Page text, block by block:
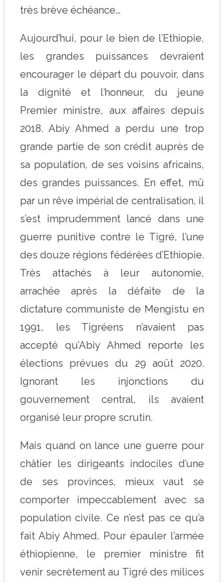
très brève échéance…
Aujourd’hui, pour le bien de l’Ethiopie,
les grandes puissances devraient
encourager le départ du pouvoir, dans
la dignité et l’honneur, du jeune
Premier ministre, aux affaires depuis
2018. Abiy Ahmed a perdu une trop
grande partie de son crédit auprès de
sa population, de ses voisins africains,
des grandes puissances. En effet, mû
par un rêve impérial de centralisation, il
s’est imprudemment lancé dans une
guerre punitive contre le Tigré, l’une
des douze régions fédérées d’Ethiopie.
Très attachés à leur autonomie,
arrachée après la défaite de la
dictature communiste de Mengistu en
1991, les Tigréens n’avaient pas
accepté qu’Abiy Ahmed reporte les
élections prévues du 29 août 2020.
Ignorant les injonctions du
gouvernement central, ils avaient
organisé leur propre scrutin.
Mais quand on lance une guerre pour
châtier les dirigeants indociles d’une
de ses provinces, mieux vaut se
comporter impeccablement avec sa
population civile. Ce n’est pas ce qu’a
fait Abiy Ahmed. Pour épauler l’armée
éthiopienne, le premier ministre fit
venir secrètement au Tigré des milices